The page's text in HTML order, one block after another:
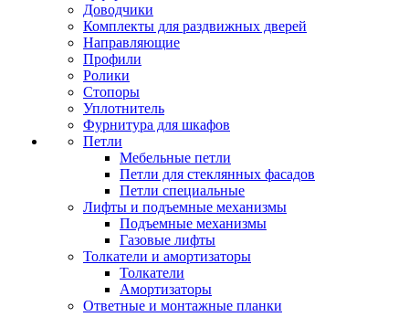
Доводчики
Комплекты для раздвижных дверей
Направляющие
Профили
Ролики
Стопоры
Уплотнитель
Фурнитура для шкафов
Петли
Мебельные петли
Петли для стеклянных фасадов
Петли специальные
Лифты и подъемные механизмы
Подъемные механизмы
Газовые лифты
Толкатели и амортизаторы
Толкатели
Амортизаторы
Ответные и монтажные планки